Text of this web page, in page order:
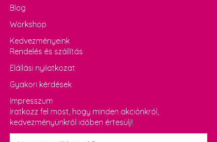
Blog
Workshop
Kedvezményeink
Rendelés és szállítás
Elállási nyilatkozat
Gyakori kérdések
Impresszum
Iratkozz fel most, hogy minden akciónkról,
kedvezményünkről időben értesülj!
Név